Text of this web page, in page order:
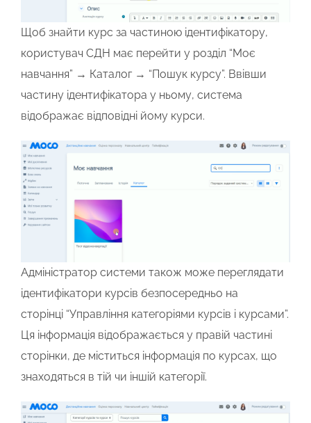
Щоб знайти курс за частиною ідентифікатору,
користувач СДН має перейти у розділ “Моє
навчання” → Каталог → “Пошук курсу”. Ввівши
частину ідентифікатора у ньому, система
відображає відповідні йому курси.
Адміністратор системи також може переглядати
ідентифікатори курсів безпосередньо на
сторінці “Управління категоріями курсів і курсами”.
Ця інформація відображається у правій частині
сторінки, де міститься інформація по курсах, що
знаходяться в тій чи іншій категорії.